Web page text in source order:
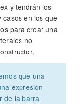
y tendrán los
casos en los que
para crear una
no
que una
expresión
de la barra